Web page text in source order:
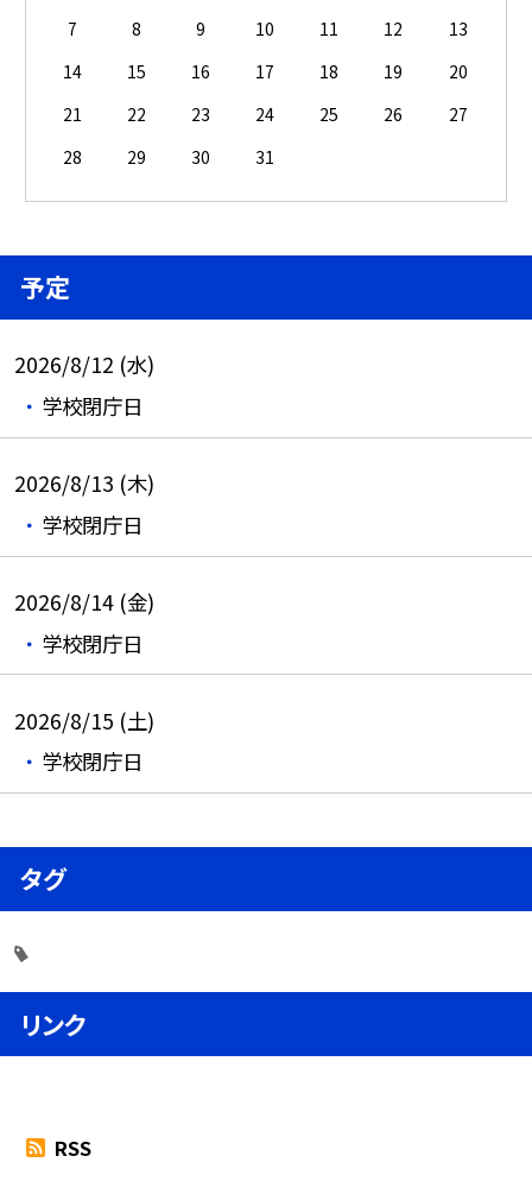
7
8 9 10 11 12
13
14
15 16 17 18 19
20
21
22 23 24 25 26
27
28
29 30 31
予定
2026/8/12 (水)
学校閉庁日
2026/8/13 (木)
学校閉庁日
2026/8/14 (金)
学校閉庁日
2026/8/15 (土)
学校閉庁日
タグ
リンク
RSS